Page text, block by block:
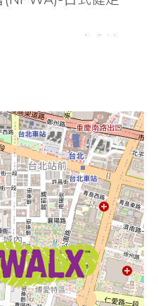
走杖，找回體力、
的勇氣。
讓我們每一步都
，走出健康、走出
自信人生！
金陪著您做
杖開始！